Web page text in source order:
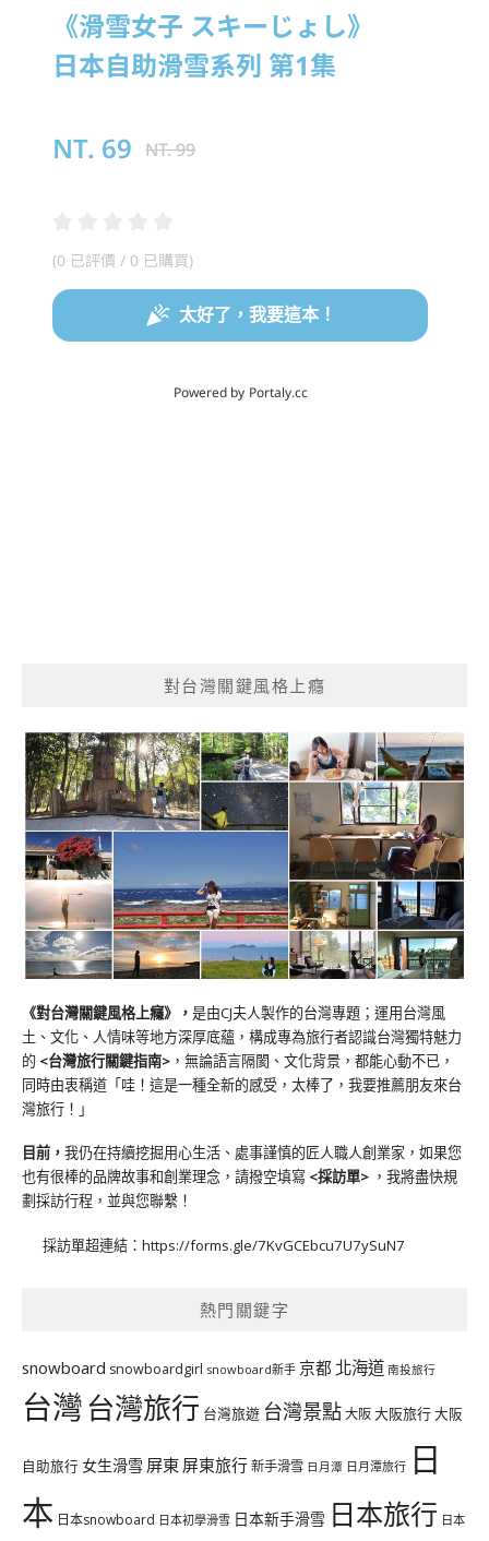
對台灣關鍵風格上癮
《對台灣關鍵風格上癮》 ， 是由CJ夫人製作的台灣專題；運用台灣風
土、文化、人情味等地方深厚底蘊，構成專為旅行者認識台灣獨特魅力
的 <台灣旅行關鍵指南> ，無論語言隔閡、文化背景，都能心動不已，
同時由衷稱道「哇！這是一種全新的感受，太棒了，我要推薦朋友來台
灣旅行！」
目前， 我仍在持續挖掘用心生活、處事謹慎的匠人職人創業家，如果您
也有很棒的品牌故事和創業理念，請撥空填寫 <採訪單> ，我將盡快規
劃採訪行程，並與您聯繫！
採訪單超連結： https://forms.gle/7KvGCEbcu7U7ySuN7
熱門關鍵字
snowboard snowboardgirl snowboard新手 京都 北海道 南投旅行
台灣台灣旅行 台灣旅遊 台灣景點大阪大阪旅行大阪
自助旅行 女生滑雪 屏東 屏東旅行新手滑雪 日月潭 日月潭旅行 日
本 日本snowboard 日本初學滑雪 日本新手滑雪 日本旅行 日本